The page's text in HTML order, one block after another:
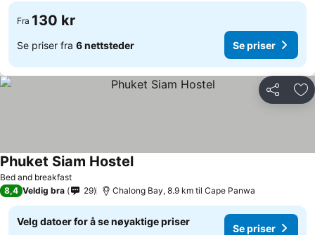
Fra 130 kr
Se priser fra 6 nettsteder Se priser
Del
Bed and breakfast
Phuket Siam HostelSe priser
8,4 Veldig bra 29 Chalong Bay, 8.9 km til Cape Panwa
Velg datoer for å se nøyaktige priser
Se priser